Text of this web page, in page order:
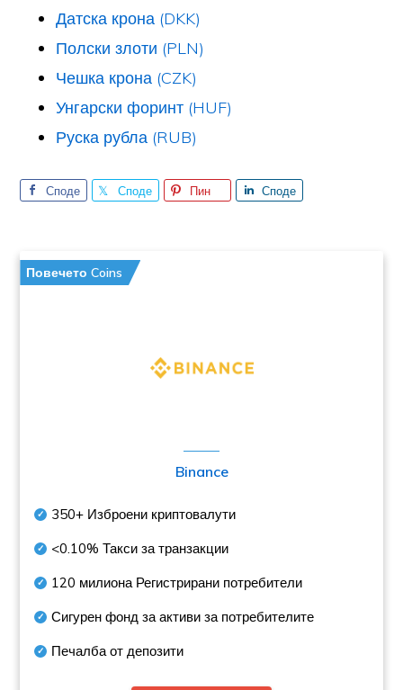
Датска крона (DKK)
Полски злоти (PLN)
Чешка крона (CZK)
Унгарски форинт (HUF)
Руска рубла (RUB)
Споде
Споде
Пин
Споде
Повечето Coins
Binance
350+ Изброени криптовалути
<0.10% Такси за транзакции
120 милионаРегистрирани потребители
Сигурен фонд за активи за потребителите
Печалба от депозити